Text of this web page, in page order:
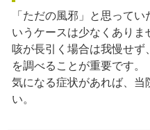
「ただの風邪」と思って
いうケースは少なくありま
咳が長引く場合は我慢せず、
を調べることが重要です。
気になる症状があれば、当
い。